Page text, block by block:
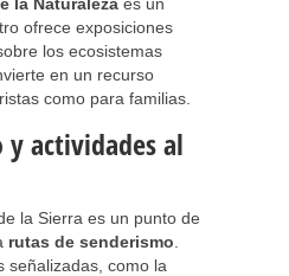
ofrece exposiciones
los ecosistemas
en un recurso
como para familias.
y actividades al
la Sierra es un punto de
rutas de senderismo
señalizadas, como la